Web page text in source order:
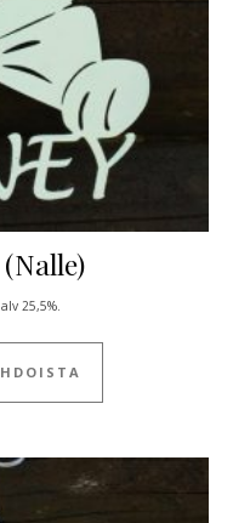
37,00 € - 45,00 €
25,5%.
Tällä tuotteella